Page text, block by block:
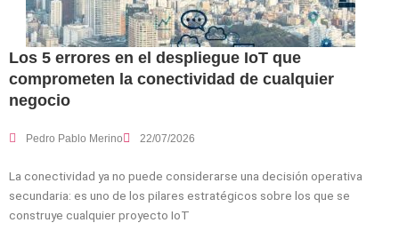
Los 5 errores en el despliegue IoT que
comprometen la conectividad de cualquier
negocio
Pedro Pablo Merino 22/07/2026
La conectividad ya no puede considerarse una decisión operativa
secundaria: es uno de los pilares estratégicos sobre los que se
construye cualquier proyecto IoT